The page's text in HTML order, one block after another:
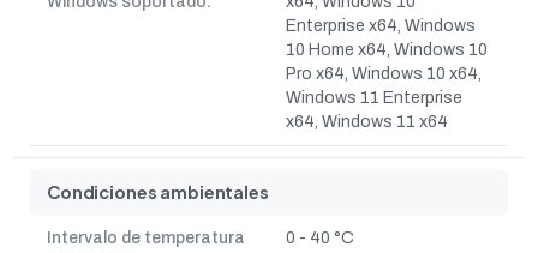
Enterprise x64, Windows
10 Home x64, Windows 10
Pro x64, Windows 10 x64,
Windows 11 Enterprise
x64, Windows 11 x64
Condiciones ambientales
Intervalo de temperatura
0 - 40 °C